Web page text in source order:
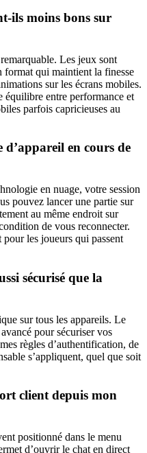
ils moins bons sur
Les jeux sont
qui maintient la finesse
sur les écrans mobiles.
équilibre entre performance et
parfois capricieuses au
d’appareil en cours de
en nuage, votre session
pouvez lancer une partie sur
au même endroit sur
de vous reconnecter.
les joueurs qui passent
sécurisé que la
sur tous les appareils. Le
pour sécuriser vos
règles d’authentification, de
s’appliquent, quel que soit
client depuis mon
positionné dans le menu
d’ouvrir le chat en direct